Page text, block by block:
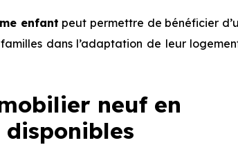
enfant peut permettre de bénéficier
dans l’adaptation de leur
neuf en